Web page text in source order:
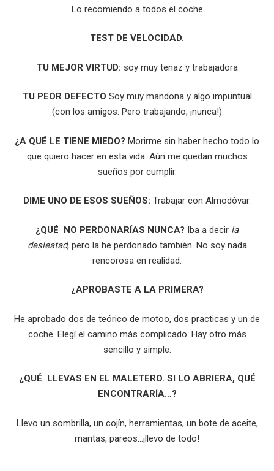
Lo recomiendo a todos el coche
TEST DE VELOCIDAD.
TU MEJOR VIRTUD: soy muy tenaz y trabajadora
TU PEOR DEFECTO Soy muy mandona y algo impuntual
(con los amigos. Pero trabajando, ¡nunca!)
¿A QUÉ LE TIENE MIEDO? Morirme sin haber hecho todo lo
que quiero hacer en esta vida. Aún me quedan muchos
sueños por cumplir.
DIME UNO DE ESOS SUEÑOS: Trabajar con Almodóvar.
¿QUÉ NO PERDONARÍAS NUNCA? Iba a decir la
desleatad, pero la he perdonado también. No soy nada
rencorosa en realidad.
¿APROBASTE A LA PRIMERA?
He aprobado dos de teórico de motoo, dos practicas y un de
coche. Elegí el camino más complicado. Hay otro más
sencillo y simple.
¿QUÉ LLEVAS EN EL MALETERO. SI LO ABRIERA, QUÉ
ENCONTRARÍA…?
Llevo un sombrilla, un cojín, herramientas, un bote de aceite,
mantas, pareos…¡llevo de todo!